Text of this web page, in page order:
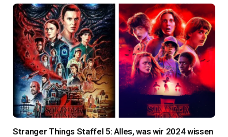
Stranger Things Staffel 5: Alles, was wir 2024 wissen